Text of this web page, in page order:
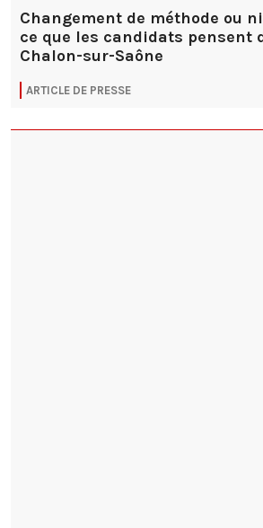
Changement de méthode ou
ce que les candidats pensent
Chalon-sur-Saône
ARTICLE DE PRESSE